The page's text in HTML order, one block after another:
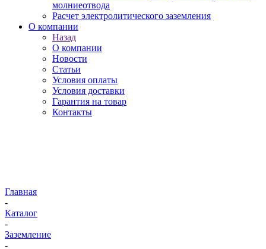
молниеотвода
Расчет электролитического заземления
О компании
Назад
О компании
Новости
Статьи
Условия оплаты
Условия доставки
Гарантия на товар
Контакты
Главная
-
Каталог
-
Заземление
-